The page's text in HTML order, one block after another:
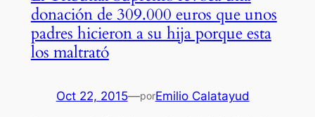
donación de 309.000 euros que unos
padres hicieron a su hija porque esta
los maltrató
Oct 22, 2015—porEmilio Calatayud